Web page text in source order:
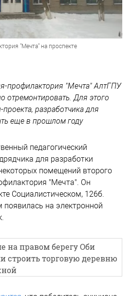
"Мечта" на проспекте
профилактория "Мечта" АлтГПУ
отремонтировать. Для этого
разработчика для
еще в прошлом году
педагогический
для разработки
помещений второго
"Мечта". Он
Социалистическом, 126б.
на электронной
на правом берегу Оби
строить торговую деревню